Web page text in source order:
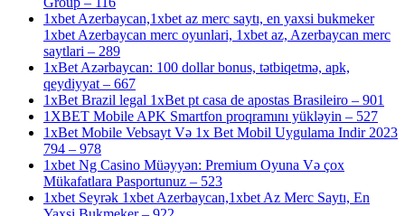
1xbet Azerbaycan,1xbet az merc saytı, en yaxsi bukmeker
1xbet Azerbaycan merc oyunlari, 1xbet az, Azerbaycan merc
saytlari – 289
1xBet Azərbaycan: 100 dollar bonus, tətbiqetmə, apk,
qeydiyyat – 667
1xBet Brazil legal 1xBet pt casa de apostas Brasileiro – 901
1XBET Mobile APK Smartfon proqramını yükləyin – 527
1xBet Mobile Vebsayt Və 1x Bet Mobil Uygulama Indir 2023
794 – 978
1xbet Ng Casino Müəyyən: Premium Oyuna Və çox
Mükafatlara Pasportunuz – 523
1xbet Seyrək 1xbet Azerbaycan,1xbet Az Merc Saytı, En